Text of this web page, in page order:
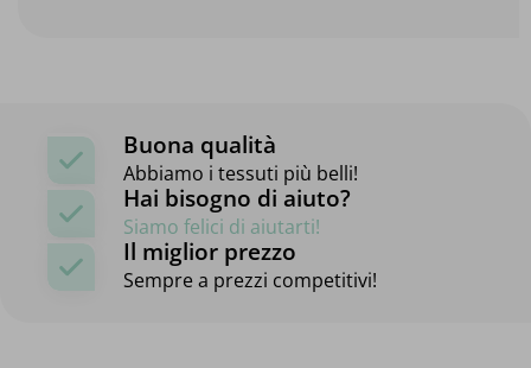
Buona qualità
Abbiamo i tessuti più belli!
Hai bisogno di aiuto?
Siamo felici di aiutarti!
Il miglior prezzo
Sempre a prezzi competitivi!